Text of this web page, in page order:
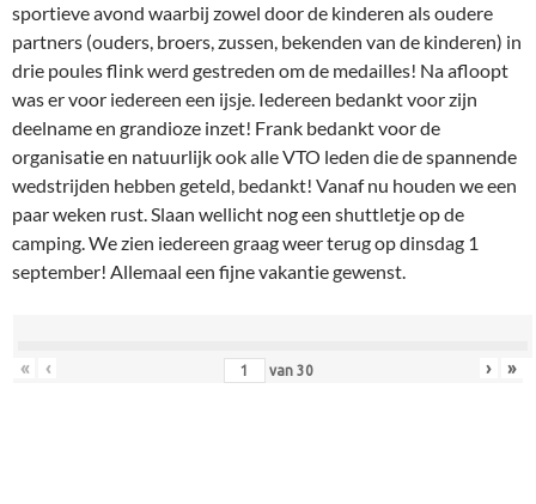
sportieve avond waarbij zowel door de kinderen als oudere
partners (ouders, broers, zussen, bekenden van de kinderen) in
drie poules flink werd gestreden om de medailles! Na afloopt
was er voor iedereen een ijsje. Iedereen bedankt voor zijn
deelname en grandioze inzet! Frank bedankt voor de
organisatie en natuurlijk ook alle VTO leden die de spannende
wedstrijden hebben geteld, bedankt! Vanaf nu houden we een
paar weken rust. Slaan wellicht nog een shuttletje op de
camping. We zien iedereen graag weer terug op dinsdag 1
september! Allemaal een fijne vakantie gewenst.
« ‹ van 30 › »